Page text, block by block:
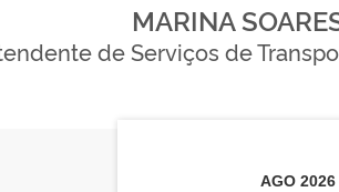
MARINA
de Serviços de
AGO 2026